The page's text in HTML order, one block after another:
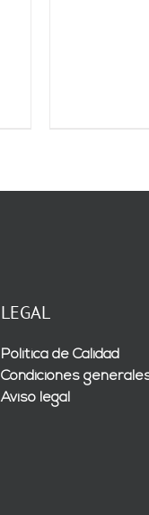
LEGAL
Política de Calidad
Condiciones
Aviso legal